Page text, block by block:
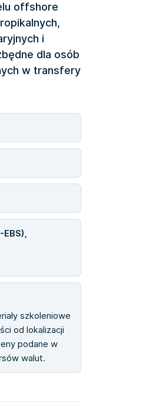
offshore
i
dla osób
w transfery
szkoleniowe
od lokalizacji
podane w
walut.